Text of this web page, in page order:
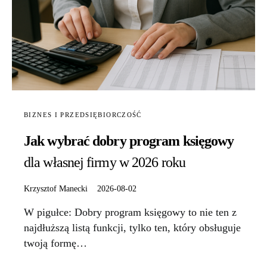
BIZNES I PRZEDSIĘBIORCZOŚĆ
Jak wybrać dobry program księgowy
dla własnej firmy w 2026 roku
Krzysztof Manecki 2026-08-02
W pigułce: Dobry program księgowy to nie ten z
najdłuższą listą funkcji, tylko ten, który obsługuje
twoją formę…